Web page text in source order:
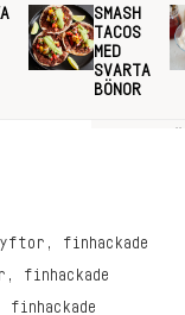
SMASH
TACOS
MED
SVARTA
BÖNOR
finhackade
finhackade